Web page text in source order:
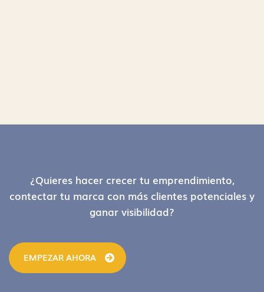
Footer¿Quieres hacer crecer tu emprendimiento,
contectar tu marca con más clientes potenciales y
ganar visibilidad?
EMPEZAR AHORA